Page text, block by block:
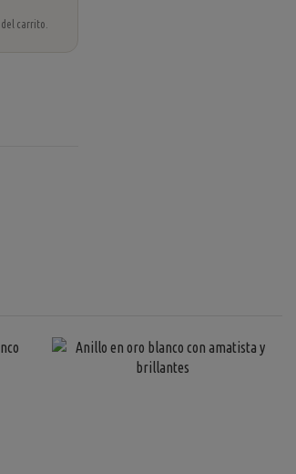
carrito.